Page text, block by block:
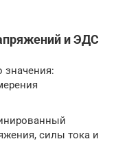
и ЭДС
значения:
силы тока и